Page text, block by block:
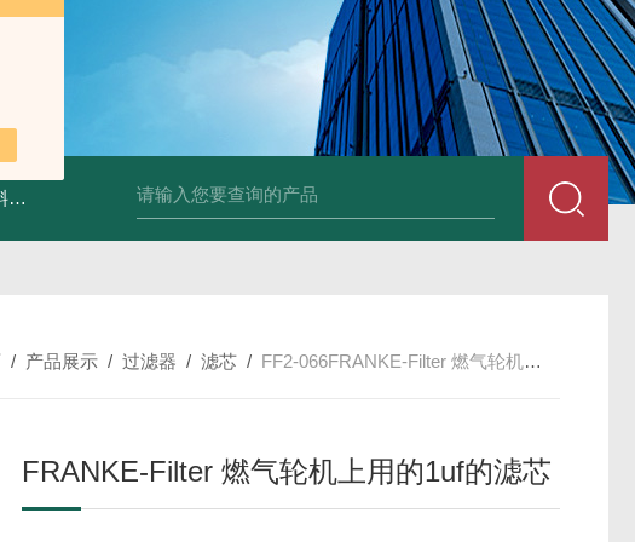
UP2-P 24VMarco SPA带有螺旋青铜齿轮的自吸电动泵
/ 产品展示 /过滤器 /滤芯 / FF2-066FRANKE-Filter 燃气轮机上用的1uf的滤芯
FRANKE-Filter 燃气轮机上用的1uf的滤芯